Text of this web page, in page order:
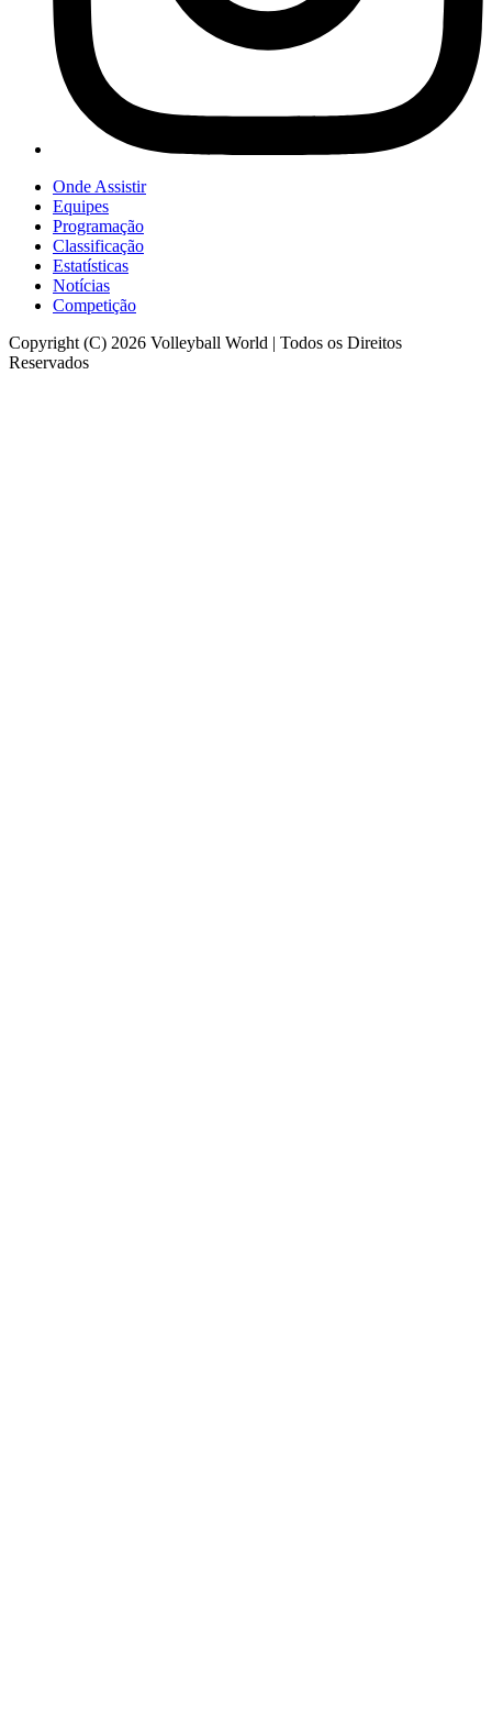
Onde Assistir
Equipes
Programação
Classificação
Estatísticas
Notícias
Competição
Copyright (C) 2026 Volleyball World | Todos os Direitos
Reservados